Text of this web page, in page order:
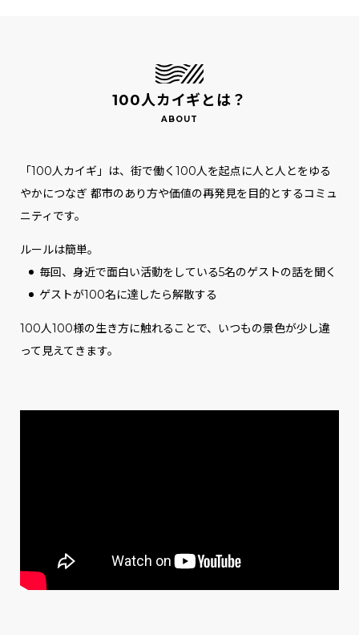
100人カイギとは？
「100人カイギ」は、街で働く100人を起点に人と人とをゆる
やかにつなぎ 都市のあり方や価値の再発見を目的とするコミュ
ニティです。
ルールは簡単。
毎回、身近で面白い活動をしている5名のゲストの話を聞く
ゲストが100名に達したら解散する
100人100様の生き方に触れることで、いつもの景色が少し違
って見えてきます。